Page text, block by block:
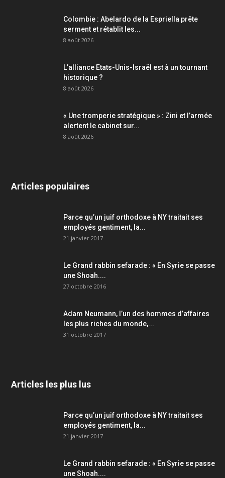
Colombie : Abelardo de la Espriella prête
serment et rétablit les...
8 août 2026
L’alliance Etats-Unis-Israël est à un tournant
historique ?
8 août 2026
« Une tromperie stratégique » : Zini et l’armée
alertent le cabinet sur...
8 août 2026
Articles populaires
Parce qu’un juif orthodoxe à NY traitait ses
employés gentiment, la...
21 janvier 2017
Le Grand rabbin sefarade : « En Syrie se passe
une Shoah....
27 octobre 2016
Adam Neumann, l’un des hommes d’affaires
les plus riches du monde,...
31 octobre 2017
Articles les plus lus
Parce qu’un juif orthodoxe à NY traitait ses
employés gentiment, la...
21 janvier 2017
Le Grand rabbin sefarade : « En Syrie se passe
une Shoah....